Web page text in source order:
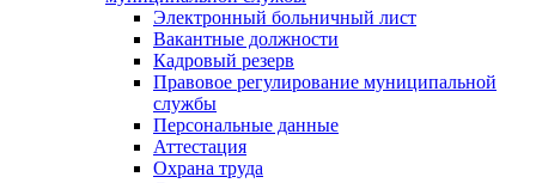
Электронный больничный лист
Вакантные должности
Кадровый резерв
Правовое регулирование муниципальной
службы
Персональные данные
Аттестация
Охрана труда